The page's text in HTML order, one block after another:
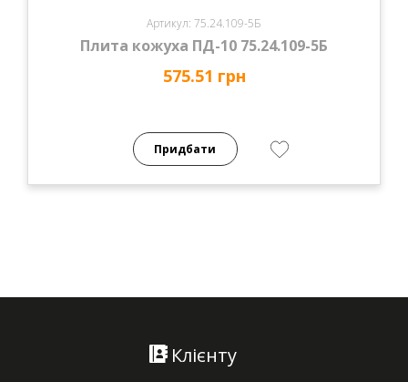
Артикул: 75.24.109-5Б
Плита кожуха ПД-10 75.24.109-5Б
575.51 грн
Придбати
Клієнту